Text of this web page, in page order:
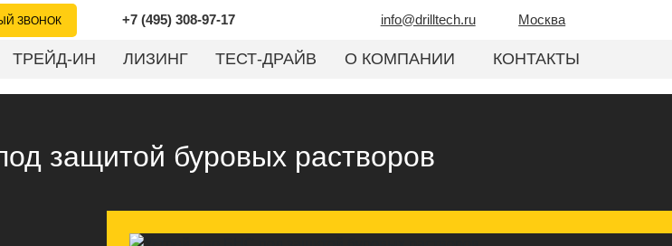
ЗВОНОК +7 (495) 308-97-17 info@drilltech.ru Москва
ТРЕЙД-ИН ЛИЗИНГ ТЕСТ-ДРАЙВ О КОМПАНИИ КОНТАКТЫ
защитой буровых растворов